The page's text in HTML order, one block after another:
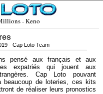
- Keno
- Cap Loto Team
pensé aux français et aux
expatriés qui jouent aux
Cap Loto pouvant
beaucoup de loteries, ces kits
de réaliser leurs pronostics